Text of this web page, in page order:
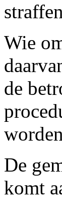
Wie
de
De
komt